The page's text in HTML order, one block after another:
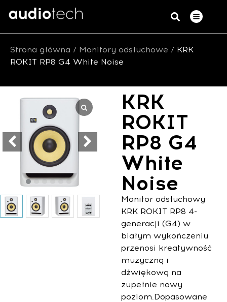
Strona główna / Monitory odsłuchowe / KRK
ROKIT RP8 G4 White Noise
KRK
ROKIT
RP8 G4
White
Noise
Monitor odsłuchowy
KRK ROKIT RP8 4-
generacji (G4) w
białym wykończeniu
przenosi kreatywność
muzyczną i
dźwiękową na
zupełnie nowy
poziom.Dopasowane